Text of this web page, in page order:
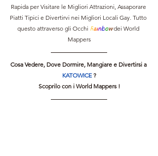
Rapida per Visitare le Migliori Attrazioni, Assaporare
Piatti Tipici e Divertirvi nei Migliori Locali Gay. Tutto
questo attraverso gli Occhi Rainbow dei World
Mappers
Cosa Vedere, Dove Dormire, Mangiare e Divertirsi a
KATOWICE ?
Scoprilo con i World Mappers !